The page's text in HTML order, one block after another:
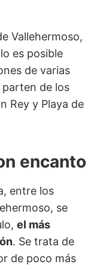
Vallehermoso,
es posible
de varias
de los
Rey y Playa de
encanto
entre los
se
el más
. Se trata de
de poco más